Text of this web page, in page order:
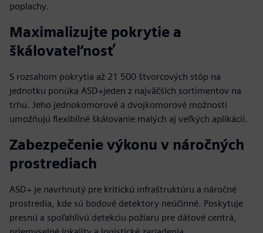
poplachy.
Maximalizujte pokrytie a
škálovateľnosť
S rozsahom pokrytia až 21 500 štvorcových stôp na
jednotku ponúka ASD+jeden z najväčších sortimentov na
trhu. Jeho jednokomorové a dvojkomorové možnosti
umožňujú flexibilné škálovanie malých aj veľkých aplikácií.
Zabezpečenie výkonu v náročných
prostrediach
ASD+ je navrhnutý pre kritickú infraštruktúru a náročné
prostredia, kde sú bodové detektory neúčinné. Poskytuje
presnú a spoľahlivú detekciu požiaru pre dátové centrá,